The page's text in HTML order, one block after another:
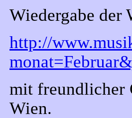
Wiedergabe der
http://
mit freundlicher
Wien.